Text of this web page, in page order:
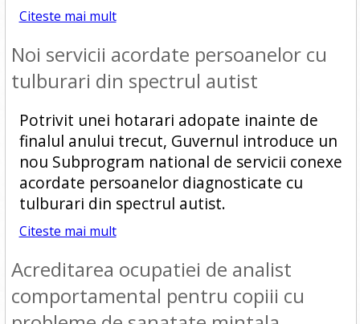
Citeste mai mult
Noi servicii acordate persoanelor cu
tulburari din spectrul autist
Potrivit unei hotarari adopate inainte de
finalul anului trecut, Guvernul introduce un
nou Subprogram national de servicii conexe
acordate persoanelor diagnosticate cu
tulburari din spectrul autist.
Citeste mai mult
Acreditarea ocupatiei de analist
comportamental pentru copiii cu